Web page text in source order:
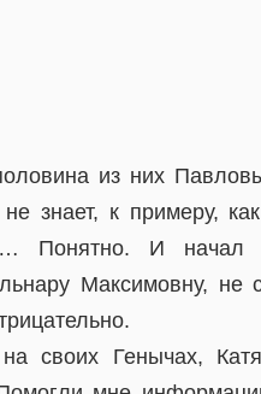
из них
знает, к примеру,
Понятно. И начал
Максимовну, не
своих Генычах,